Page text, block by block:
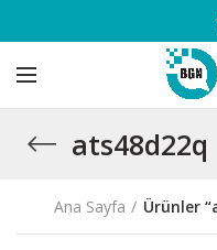
ats48d22q
Ana Sayfa Ürünler